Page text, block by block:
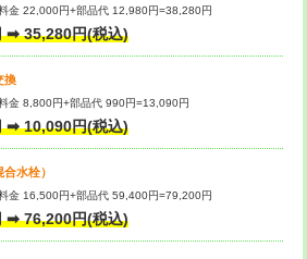
事/3ｍまで） 55,000円
管工事/3ｍ超
埋め戻し作業）
満）
上）
付・デッキ
壁付・デッキ
16,500円+材料費
金 22,000円+部品代 12,980円=38,280円
➡ 35,280円(税込)
換
金 8,800円+部品代 990円=13,090円
➡ 10,090円(税込)
水栓）
金 16,500円+部品代 59,400円=79,200円
➡ 76,200円(税込)